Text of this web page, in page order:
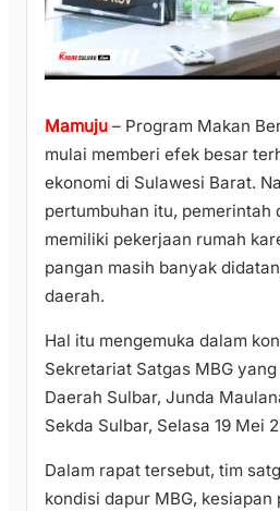
Mamuju – Program Makan
mulai memberi efek besar
ekonomi di Sulawesi Barat.
pertumbuhan itu, pemerintah
memiliki pekerjaan rumah
pangan masih banyak
daerah.
Hal itu mengemuka dalam
Sekretariat Satgas MBG
Daerah Sulbar, Junda
Sekda Sulbar, Selasa 19 Mei
Dalam rapat tersebut, tim
kondisi dapur MBG, kesiapan